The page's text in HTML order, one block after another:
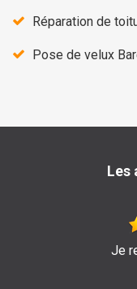
Réparation de
Pose de velux
Les
Très bon